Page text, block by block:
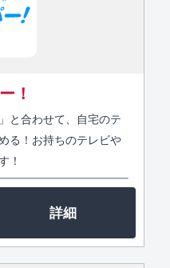
！
と合わせて、自宅のテ
る！お持ちのテレビや
！